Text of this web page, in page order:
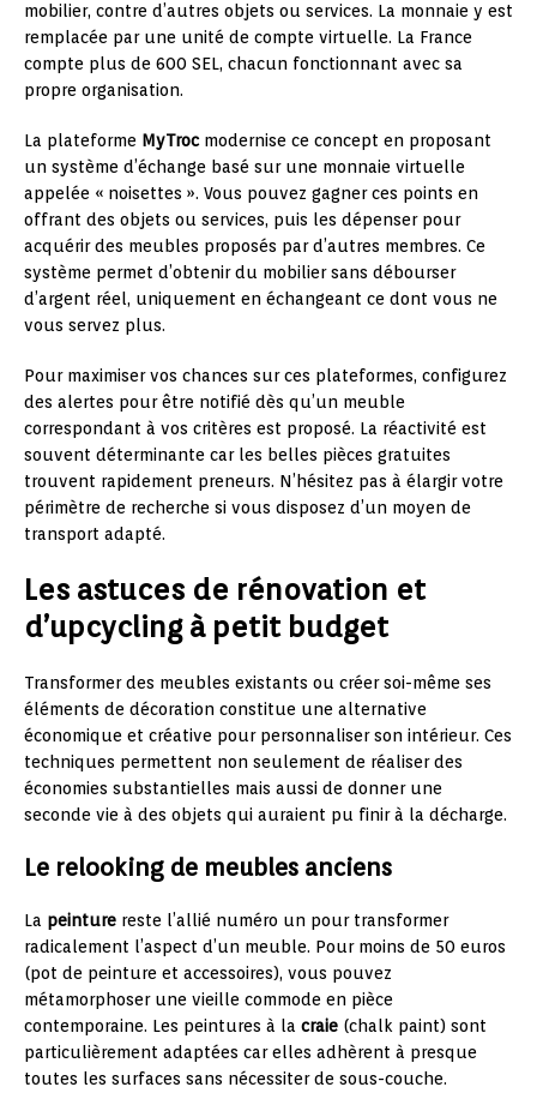
mobilier, contre d’autres objets ou services. La monnaie y est
remplacée par une unité de compte virtuelle. La France
compte plus de 600 SEL, chacun fonctionnant avec sa
propre organisation.
La plateforme MyTrocmodernise ce concept en proposant
un système d’échange basé sur une monnaie virtuelle
appelée « noisettes ». Vous pouvez gagner ces points en
offrant des objets ou services, puis les dépenser pour
acquérir des meubles proposés par d’autres membres. Ce
système permet d’obtenir du mobilier sans débourser
d’argent réel, uniquement en échangeant ce dont vous ne
vous servez plus.
Pour maximiser vos chances sur ces plateformes, configurez
des alertes pour être notifié dès qu’un meuble
correspondant à vos critères est proposé. La réactivité est
souvent déterminante car les belles pièces gratuites
trouvent rapidement preneurs. N’hésitez pas à élargir votre
périmètre de recherche si vous disposez d’un moyen de
transport adapté.
Les astuces de rénovation et
d’upcycling à petit budget
Transformer des meubles existants ou créer soi-même ses
éléments de décoration constitue une alternative
économique et créative pour personnaliser son intérieur. Ces
techniques permettent non seulement de réaliser des
économies substantielles mais aussi de donner une
seconde vie à des objets qui auraient pu finir à la décharge.
Le relooking de meubles anciens
La peinture reste l’allié numéro un pour transformer
radicalement l’aspect d’un meuble. Pour moins de 50 euros
(pot de peinture et accessoires), vous pouvez
métamorphoser une vieille commode en pièce
contemporaine. Les peintures à la craie (chalk paint) sont
particulièrement adaptées car elles adhèrent à presque
toutes les surfaces sans nécessiter de sous-couche.